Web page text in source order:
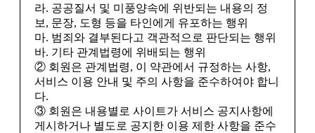
라. 공공질서 및 미풍양속에 위반되는 내용의 정
보, 문장, 도형 등을 타인에게 유포하는 행위
마. 범죄와 결부된다고 객관적으로 판단되는 행위
바. 기타 관계법령에 위배되는 행위
② 회원은 관계법령, 이 약관에서 규정하는 사항,
서비스 이용 안내 및 주의 사항을 준수하여야 합니
다.
③ 회원은 내용별로 사이트가 서비스 공지사항에
게시하거나 별도로 공지한 이용 제한 사항을 준수